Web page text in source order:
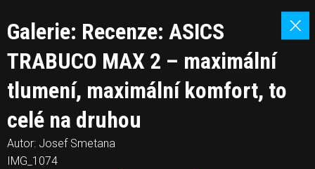
Galerie: Recenze: ASICS
TRABUCO MAX 2 – maximální
tlumení, maximální komfort, to
celé na druhou
Autor: Josef Smetana
IMG_1074